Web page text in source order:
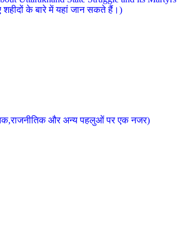
शहीदों के बारे में यहां जान सकते हैं।)
और अन्य पहलुओं पर एक नजर)